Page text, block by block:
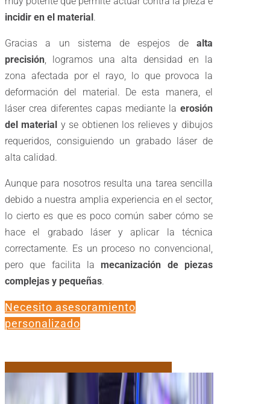
incidir en el material .
Gracias a un sistema de espejos de alta
precisión, logramos una alta densidad en la
zona afectada por el rayo, lo que provoca la
deformación del material. De esta manera, el
láser crea diferentes capas mediante la erosión
del material y se obtienen los relieves y dibujos
requeridos, consiguiendo un grabado láser de
alta calidad.
Aunque para nosotros resulta una tarea sencilla
debido a nuestra amplia experiencia en el sector,
lo cierto es que es poco común saber cómo se
hace el grabado láser y aplicar la técnica
correctamente. Es un proceso no convencional,
pero que facilita la mecanización de piezas
complejas y pequeñas.
Necesito asesoramiento
personalizado